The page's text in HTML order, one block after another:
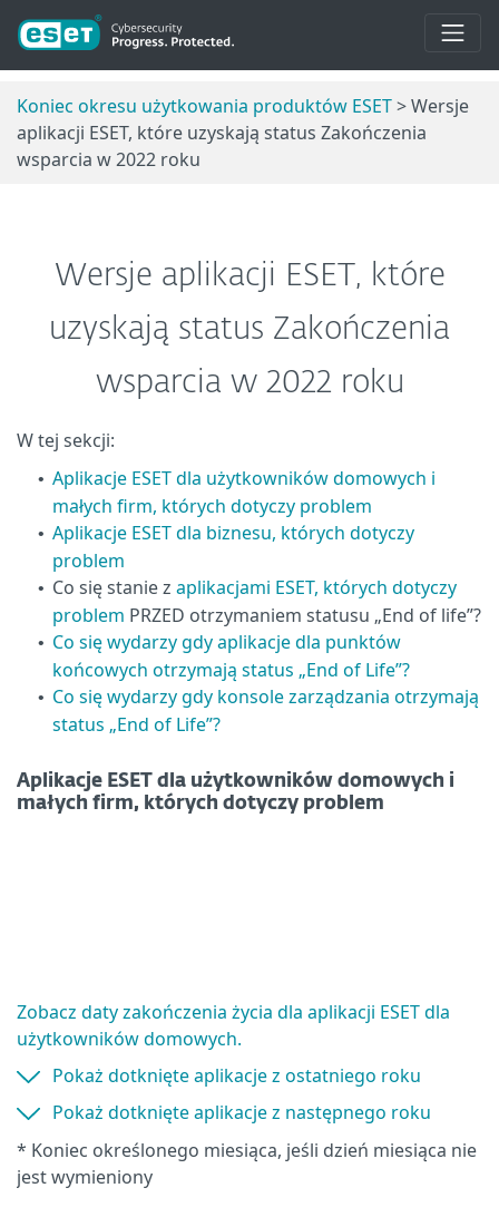
Koniec okresu użytkowania produktów ESET> Wersje
aplikacji ESET, które uzyskają status Zakończenia
wsparcia w 2022 roku
Wersje aplikacji ESET, które
uzyskają status Zakończenia
wsparcia w 2022 roku
W tej sekcji:
• Aplikacje ESET dla użytkowników domowych i
małych firm, których dotyczy problem
• Aplikacje ESET dla biznesu, których dotyczy
problem
• Co się stanie z aplikacjami ESET, których dotyczy
problem PRZED otrzymaniem statusu „End of life”?
• Co się wydarzy gdy aplikacje dla punktów
końcowych otrzymają status „End of Life”?
• Co się wydarzy gdy konsole zarządzania otrzymają
status „End of Life”?
Aplikacje ESET dla użytkowników domowych i
małych firm, których dotyczy problem
Zobacz daty zakończenia życia dla aplikacji ESET dla
użytkowników domowych.
Pokaż dotknięte aplikacje z ostatniego roku
Pokaż dotknięte aplikacje z następnego roku
* Koniec określonego miesiąca, jeśli dzień miesiąca nie
jest wymieniony